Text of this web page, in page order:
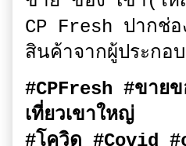
CP Fresh ปากช่
สินค้าจากผู้ประกอ
#CPFresh #ขาย
เที่ยวเขาใหญ่
#โควิด #Covid